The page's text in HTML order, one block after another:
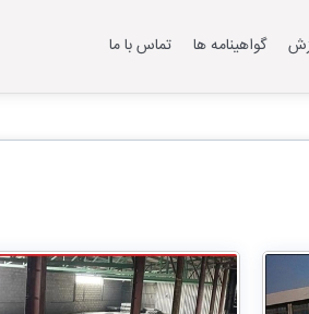
گواهینامه ها تماس با ما